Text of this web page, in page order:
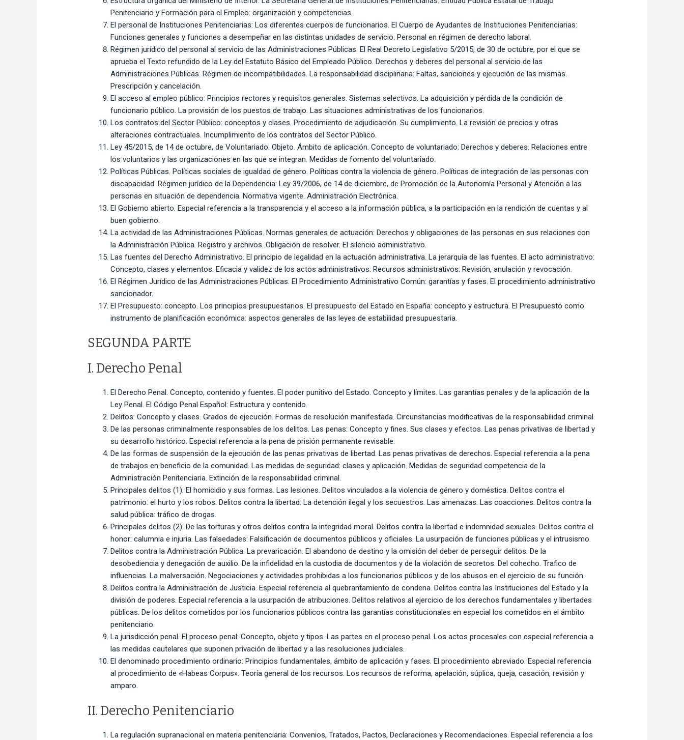
Penitenciario y Formación para el Empleo: organización y competencias.
El personal de Instituciones Penitenciarias: Los diferentes cuerpos de funcionarios. El Cuerpo de Ayudantes de Instituciones Penitenciarias:
Funciones generales y funciones a desempeñar en las distintas unidades de servicio. Personal en régimen de derecho laboral.
Régimen jurídico del personal al servicio de las Administraciones Públicas. El Real Decreto Legislativo 5/2015, de 30 de octubre, por el que se
aprueba el Texto refundido de la Ley del Estatuto Básico del Empleado Público. Derechos y deberes del personal al servicio de las
Administraciones Públicas. Régimen de incompatibilidades. La responsabilidad disciplinaria: Faltas, sanciones y ejecución de las mismas.
Prescripción y cancelación.
El acceso al empleo público: Principios rectores y requisitos generales. Sistemas selectivos. La adquisición y pérdida de la condición de
funcionario público. La provisión de los puestos de trabajo. Las situaciones administrativas de los funcionarios.
Los contratos del Sector Público: conceptos y clases. Procedimiento de adjudicación. Su cumplimiento. La revisión de precios y otras
alteraciones contractuales. Incumplimiento de los contratos del Sector Público.
Ley 45/2015, de 14 de octubre, de Voluntariado. Objeto. Ámbito de aplicación. Concepto de voluntariado: Derechos y deberes. Relaciones entre
los voluntarios y las organizaciones en las que se integran. Medidas de fomento del voluntariado.
Políticas Públicas. Políticas sociales de igualdad de género. Políticas contra la violencia de género. Políticas de integración de las personas con
discapacidad. Régimen jurídico de la Dependencia: Ley 39/2006, de 14 de diciembre, de Promoción de la Autonomía Personal y Atención a las
personas en situación de dependencia. Normativa vigente. Administración Electrónica.
El Gobierno abierto. Especial referencia a la transparencia y el acceso a la información pública, a la participación en la rendición de cuentas y al
buen gobierno.
La actividad de las Administraciones Públicas. Normas generales de actuación: Derechos y obligaciones de las personas en sus relaciones con
la Administración Pública. Registro y archivos. Obligación de resolver. El silencio administrativo.
Las fuentes del Derecho Administrativo. El principio de legalidad en la actuación administrativa. La jerarquía de las fuentes. El acto administrativo:
Concepto, clases y elementos. Eficacia y validez de los actos administrativos. Recursos administrativos. Revisión, anulación y revocación.
El Régimen Jurídico de las Administraciones Públicas. El Procedimiento Administrativo Común: garantías y fases. El procedimiento administrativo
sancionador.
El Presupuesto: concepto. Los principios presupuestarios. El presupuesto del Estado en España: concepto y estructura. El Presupuesto como
instrumento de planificación económica: aspectos generales de las leyes de estabilidad presupuestaria.
SEGUNDA PARTE
I. Derecho Penal
El Derecho Penal. Concepto, contenido y fuentes. El poder punitivo del Estado. Concepto y límites. Las garantías penales y de la aplicación de la
Ley Penal. El Código Penal Español: Estructura y contenido.
Delitos: Concepto y clases. Grados de ejecución. Formas de resolución manifestada. Circunstancias modificativas de la responsabilidad criminal.
De las personas criminalmente responsables de los delitos. Las penas: Concepto y fines. Sus clases y efectos. Las penas privativas de libertad y
su desarrollo histórico. Especial referencia a la pena de prisión permanente revisable.
De las formas de suspensión de la ejecución de las penas privativas de libertad. Las penas privativas de derechos. Especial referencia a la pena
de trabajos en beneficio de la comunidad. Las medidas de seguridad: clases y aplicación. Medidas de seguridad competencia de la
Administración Penitenciaria. Extinción de la responsabilidad criminal.
Principales delitos (1): El homicidio y sus formas. Las lesiones. Delitos vinculados a la violencia de género y doméstica. Delitos contra el
patrimonio: el hurto y los robos. Delitos contra la libertad: La detención ilegal y los secuestros. Las amenazas. Las coacciones. Delitos contra la
salud pública: tráfico de drogas.
Principales delitos (2): De las torturas y otros delitos contra la integridad moral. Delitos contra la libertad e indemnidad sexuales. Delitos contra el
honor: calumnia e injuria. Las falsedades: Falsificación de documentos públicos y oficiales. La usurpación de funciones públicas y el intrusismo.
Delitos contra la Administración Pública. La prevaricación. El abandono de destino y la omisión del deber de perseguir delitos. De la
desobediencia y denegación de auxilio. De la infidelidad en la custodia de documentos y de la violación de secretos. Del cohecho. Trafico de
influencias. La malversación. Negociaciones y actividades prohibidas a los funcionarios públicos y de los abusos en el ejercicio de su función.
Delitos contra la Administración de Justicia. Especial referencia al quebrantamiento de condena. Delitos contra las Instituciones del Estado y la
división de poderes. Especial referencia a la usurpación de atribuciones. Delitos relativos al ejercicio de los derechos fundamentales y libertades
públicas. De los delitos cometidos por los funcionarios públicos contra las garantías constitucionales en especial los cometidos en el ámbito
penitenciario.
La jurisdicción penal. El proceso penal: Concepto, objeto y tipos. Las partes en el proceso penal. Los actos procesales con especial referencia a
las medidas cautelares que suponen privación de libertad y a las resoluciones judiciales.
El denominado procedimiento ordinario: Principios fundamentales, ámbito de aplicación y fases. El procedimiento abreviado. Especial referencia
al procedimiento de «Habeas Corpus». Teoría general de los recursos. Los recursos de reforma, apelación, súplica, queja, casación, revisión y
amparo.
II. Derecho Penitenciario
La regulación supranacional en materia penitenciaria: Convenios, Tratados, Pactos, Declaraciones y Recomendaciones. Especial referencia a los